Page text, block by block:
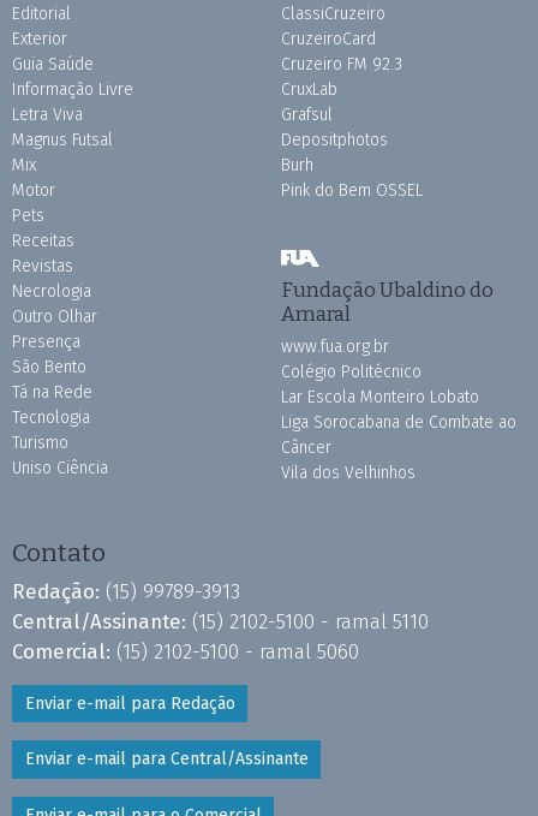
Editorial
Exterior
Guia Saúde
Informação Livre
Letra Viva
Magnus Futsal
Mix
Motor
Pets
Receitas
Revistas
Necrologia
Outro Olhar
Presença
São Bento
Tá na Rede
Tecnologia
Turismo
Uniso Ciência
ClassiCruzeiro
CruzeiroCard
Cruzeiro FM 92.3
CruxLab
Grafsul
Depositphotos
Burh
Pink do Bem OSSEL
Fundação Ubaldino do
Amaral
www.fua.org.br
Colégio Politécnico
Lar Escola Monteiro Lobato
Liga Sorocabana de Combate ao
Câncer
Vila dos Velhinhos
Contato
Redação: (15) 99789-3913
Central/Assinante: (15) 2102-5100 - ramal 5110
Comercial: (15) 2102-5100 - ramal 5060
Enviar e-mail para Redação
Enviar e-mail para Central/Assinante